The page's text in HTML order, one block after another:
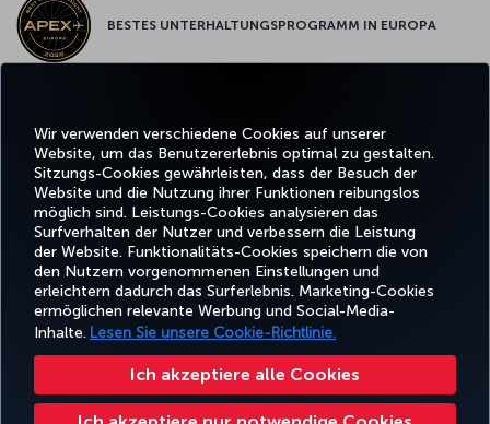
Wir verwenden verschiedene Cookies auf unserer
Website, um das Benutzererlebnis optimal zu gestalten.
Sitzungs-Cookies gewährleisten, dass der Besuch der
Website und die Nutzung ihrer Funktionen reibungslos
möglich sind. Leistungs-Cookies analysieren das
Surfverhalten der Nutzer und verbessern die Leistung
der Website. Funktionalitäts-Cookies speichern die von
den Nutzern vorgenommenen Einstellungen und
erleichtern dadurch das Surferlebnis. Marketing-Cookies
ermöglichen relevante Werbung und Social-Media-
Inhalte. Lesen Sie unsere Cookie-Richtlinie.
Ich akzeptiere alle Cookies
BESTES UNTERHALTUNGSPROGRAMM IN EUROPA
Facebook
TwitterInstagram
YouTubeLinkedIn
TikTokBlogPinterest
BUCHEN
UND
VERWALTEN
ERLEBNIS
ANGEBOTE
UND
REISEZIELE
HILFE MILES&SMILES
Barrierefreiheit Datenschutz- und Cookie-Richtlinie Rechtliche Hinweise Fluggastrechte